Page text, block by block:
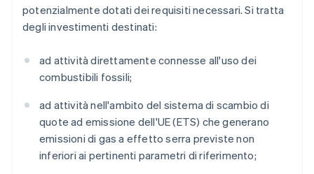
potenzialmente dotati dei requisiti necessari. Si tratta
degli investimenti destinati:
ad attività direttamente connesse all'uso dei
combustibili fossili;
ad attività nell'ambito del sistema di scambio di
quote ad emissione dell'UE (ETS) che generano
emissioni di gas a effetto serra previste non
inferiori ai pertinenti parametri di riferimento;